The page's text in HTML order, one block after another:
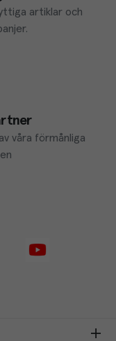
artiklar och
våra förmånliga